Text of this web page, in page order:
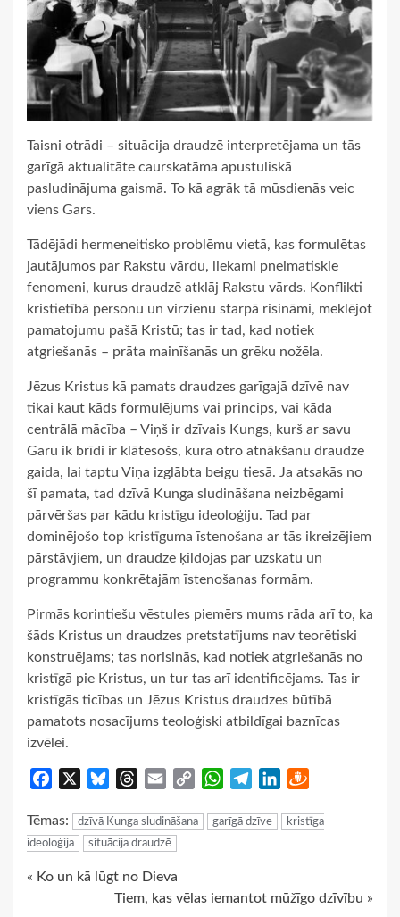
Taisni otrādi – situācija draudzē interpretējama un tās
garīgā aktualitāte caurskatāma apustuliskā
pasludinājuma gaismā. To kā agrāk tā mūsdienās veic
viens Gars.
Tādējādi hermeneitisko problēmu vietā, kas formulētas
jautājumos par Rakstu vārdu, liekami pneimatiskie
fenomeni, kurus draudzē atklāj Rakstu vārds. Konflikti
kristietībā personu un virzienu starpā risināmi, meklējot
pamatojumu pašā Kristū; tas ir tad, kad notiek
atgriešanās – prāta mainīšanās un grēku nožēla.
Jēzus Kristus kā pamats draudzes garīgajā dzīvē nav
tikai kaut kāds formulējums vai princips, vai kāda
centrālā mācība – Viņš ir dzīvais Kungs, kurš ar savu
Garu ik brīdi ir klātesošs, kura otro atnākšanu draudze
gaida, lai taptu Viņa izglābta beigu tiesā. Ja atsakās no
šī pamata, tad dzīvā Kunga sludināšana neizbēgami
pārvēršas par kādu kristīgu ideoloģiju. Tad par
dominējošo top kristīguma īstenošana ar tās ikreizējiem
pārstāvjiem, un draudze ķildojas par uzskatu un
programmu konkrētajām īstenošanas formām.
Pirmās korintiešu vēstules piemērs mums rāda arī to, ka
šāds Kristus un draudzes pretstatījums nav teorētiski
konstruējams; tas norisinās, kad notiek atgriešanās no
kristīgā pie Kristus, un tur tas arī identificējams. Tas ir
kristīgās ticības un Jēzus Kristus draudzes būtībā
pamatots nosacījums teoloģiski atbildīgai baznīcas
izvēlei.
Facebook BlueskyThreads
Email
Copy
WhatsApp
TelegramLinkedIn
Tēmas: dzīvā Kunga sludināšana garīgā dzīve
kristīga
ideoloģija
situācija draudzē
Continue
« Ko un kā lūgt no Dieva
Tiem, kas vēlas iemantot mūžīgo dzīvību »